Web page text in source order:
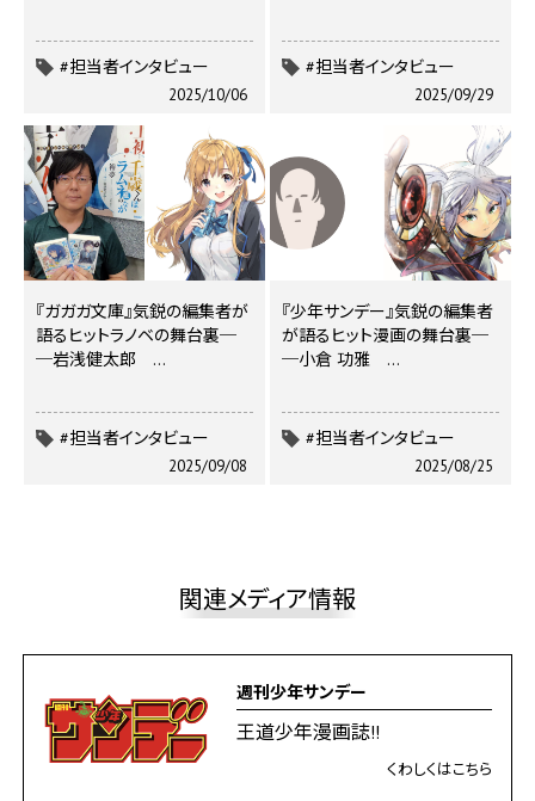
#担当者インタビュー
2025/10/06
#担当者インタビュー
2025/09/29
『ガガガ文庫』気鋭の編集者が
語るヒットラノベの舞台裏─
─岩浅健太郎 …
#担当者インタビュー
2025/09/08
『少年サンデー』気鋭の編集者
が語るヒット漫画の舞台裏─
─小倉 功雅 …
#担当者インタビュー
2025/08/25
関連メディア情報
週刊少年サンデー
王道少年漫画誌!!
くわしくはこちら